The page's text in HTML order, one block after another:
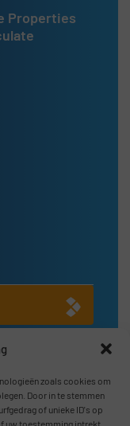
zoals cookies om
Door in te stemmen
of unieke ID's op
uw toestemming intrekt,
Properties